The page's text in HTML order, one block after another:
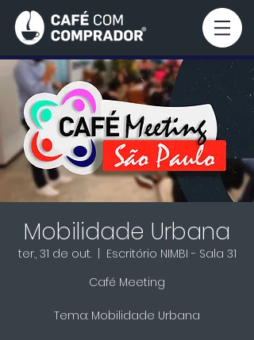
Mobilidade Urbana
ter., 31 de out.
  |
Escritório NIMBI - Sala 31
Café Meeting
Tema: Mobilidade Urbana